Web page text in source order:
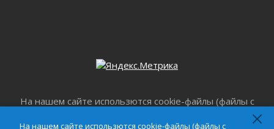
Без заявлений и очередей
01 августа 2026
На нашем сайте использются cookie-файлы (файлы с
персонализации сервисов и повышения удобства
На нашем сайте использются cookie-файлы (файлы с